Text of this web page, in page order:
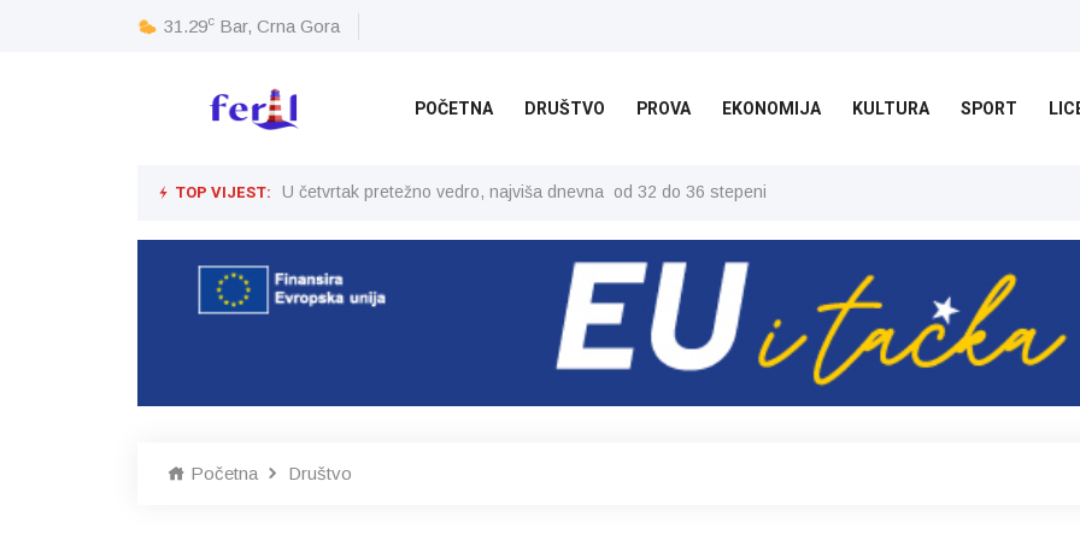
31.29c Bar, Crna Gora
POČETNA DRUŠTVO PROVA EKONOMIJA KULTURA SPORT
TOP VIJEST: U četvrtak pretežno vedro, najviša dnevna od 32 do 36 stepeni
Početna Društvo